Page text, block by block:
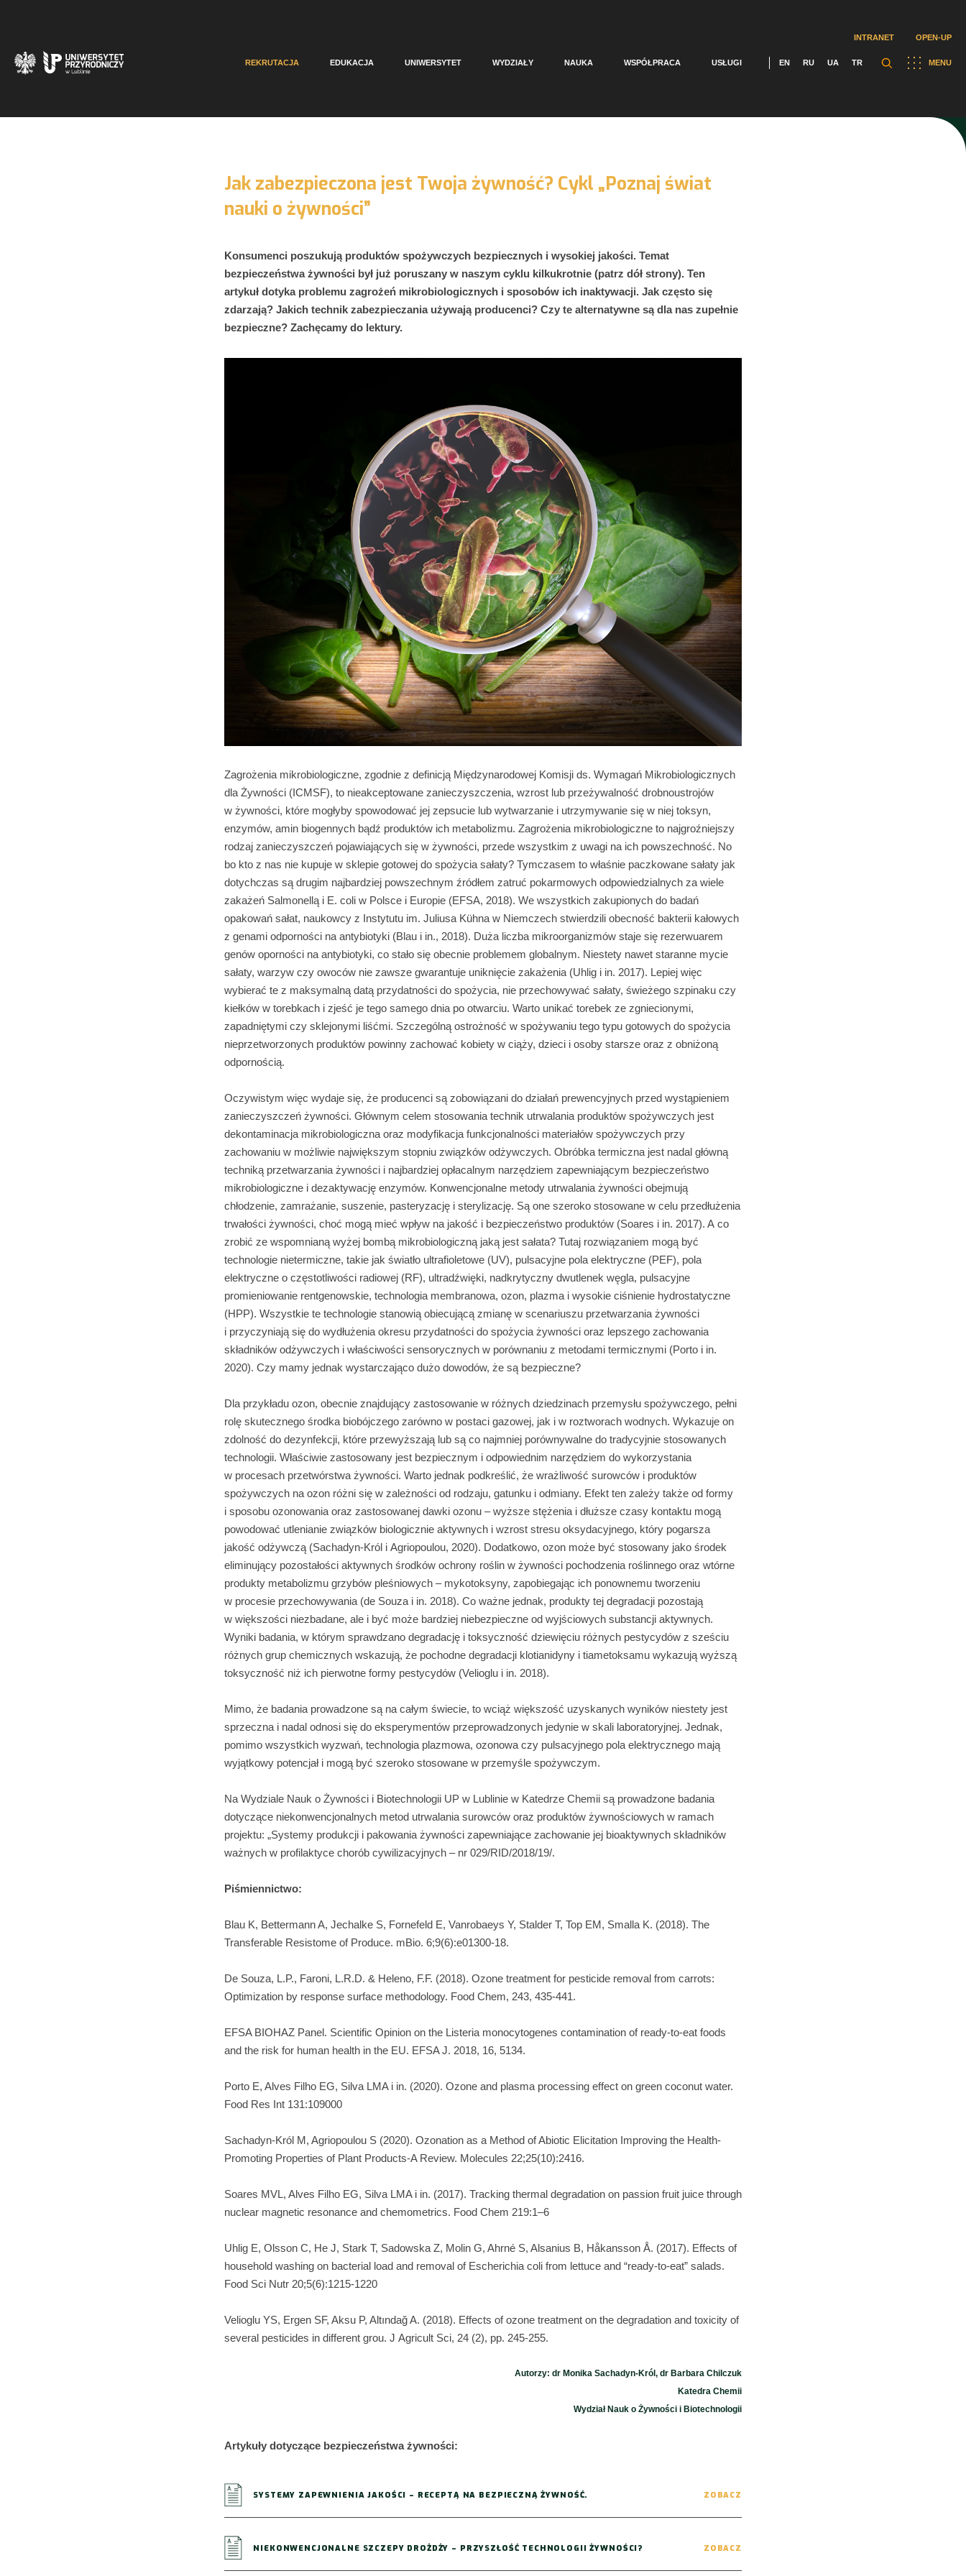
INTRANET OPEN-UP
MENU
REKRUTACJA EDUKACJA UNIWERSYTET WYDZIAŁY NAUKA WSPÓŁPRACA USŁUGI EN RU UA TR
Jak zabezpieczona jest Twoja żywność? Cykl „Poznaj świat
nauki o żywności”
Konsumenci poszukują produktów spożywczych bezpiecznych i wysokiej jakości. Temat
bezpieczeństwa żywności był już poruszany w naszym cyklu kilkukrotnie (patrz dół strony). Ten
artykuł dotyka problemu zagrożeń mikrobiologicznych i sposobów ich inaktywacji. Jak często się
zdarzają? Jakich technik zabezpieczania używają producenci? Czy te alternatywne są dla nas zupełnie
bezpieczne? Zachęcamy do lektury.
Zagrożenia mikrobiologiczne, zgodnie z definicją Międzynarodowej Komisji ds. Wymagań Mikrobiologicznych
dla Żywności (ICMSF), to nieakceptowane zanieczyszczenia, wzrost lub przeżywalność drobnoustrojów
w żywności, które mogłyby spowodować jej zepsucie lub wytwarzanie i utrzymywanie się w niej toksyn,
enzymów, amin biogennych bądź produktów ich metabolizmu. Zagrożenia mikrobiologiczne to najgroźniejszy
rodzaj zanieczyszczeń pojawiających się w żywności, przede wszystkim z uwagi na ich powszechność. No
bo kto z nas nie kupuje w sklepie gotowej do spożycia sałaty? Tymczasem to właśnie paczkowane sałaty jak
dotychczas są drugim najbardziej powszechnym źródłem zatruć pokarmowych odpowiedzialnych za wiele
zakażeń Salmonellą i E. coli w Polsce i Europie (EFSA, 2018). We wszystkich zakupionych do badań
opakowań sałat, naukowcy z Instytutu im. Juliusa Kühna w Niemczech stwierdzili obecność bakterii kałowych
z genami odporności na antybiotyki (Blau i in., 2018). Duża liczba mikroorganizmów staje się rezerwuarem
genów oporności na antybiotyki, co stało się obecnie problemem globalnym. Niestety nawet staranne mycie
sałaty, warzyw czy owoców nie zawsze gwarantuje uniknięcie zakażenia (Uhlig i in. 2017). Lepiej więc
wybierać te z maksymalną datą przydatności do spożycia, nie przechowywać sałaty, świeżego szpinaku czy
kiełków w torebkach i zjeść je tego samego dnia po otwarciu. Warto unikać torebek ze zgniecionymi,
zapadniętymi czy sklejonymi liśćmi. Szczególną ostrożność w spożywaniu tego typu gotowych do spożycia
nieprzetworzonych produktów powinny zachować kobiety w ciąży, dzieci i osoby starsze oraz z obniżoną
odpornością.
Oczywistym więc wydaje się, że producenci są zobowiązani do działań prewencyjnych przed wystąpieniem
zanieczyszczeń żywności. Głównym celem stosowania technik utrwalania produktów spożywczych jest
dekontaminacja mikrobiologiczna oraz modyfikacja funkcjonalności materiałów spożywczych przy
zachowaniu w możliwie największym stopniu związków odżywczych. Obróbka termiczna jest nadal główną
techniką przetwarzania żywności i najbardziej opłacalnym narzędziem zapewniającym bezpieczeństwo
mikrobiologiczne i dezaktywację enzymów. Konwencjonalne metody utrwalania żywności obejmują
chłodzenie, zamrażanie, suszenie, pasteryzację i sterylizację. Są one szeroko stosowane w celu przedłużenia
trwałości żywności, choć mogą mieć wpływ na jakość i bezpieczeństwo produktów (Soares i in. 2017). A co
zrobić ze wspomnianą wyżej bombą mikrobiologiczną jaką jest sałata? Tutaj rozwiązaniem mogą być
technologie nietermiczne, takie jak światło ultrafioletowe (UV), pulsacyjne pola elektryczne (PEF), pola
elektryczne o częstotliwości radiowej (RF), ultradźwięki, nadkrytyczny dwutlenek węgla, pulsacyjne
promieniowanie rentgenowskie, technologia membranowa, ozon, plazma i wysokie ciśnienie hydrostatyczne
(HPP). Wszystkie te technologie stanowią obiecującą zmianę w scenariuszu przetwarzania żywności
i przyczyniają się do wydłużenia okresu przydatności do spożycia żywności oraz lepszego zachowania
składników odżywczych i właściwości sensorycznych w porównaniu z metodami termicznymi (Porto i in.
2020). Czy mamy jednak wystarczająco dużo dowodów, że są bezpieczne?
Dla przykładu ozon, obecnie znajdujący zastosowanie w różnych dziedzinach przemysłu spożywczego, pełni
rolę skutecznego środka biobójczego zarówno w postaci gazowej, jak i w roztworach wodnych. Wykazuje on
zdolność do dezynfekcji, które przewyższają lub są co najmniej porównywalne do tradycyjnie stosowanych
technologii. Właściwie zastosowany jest bezpiecznym i odpowiednim narzędziem do wykorzystania
w procesach przetwórstwa żywności. Warto jednak podkreślić, że wrażliwość surowców i produktów
spożywczych na ozon różni się w zależności od rodzaju, gatunku i odmiany. Efekt ten zależy także od formy
i sposobu ozonowania oraz zastosowanej dawki ozonu – wyższe stężenia i dłuższe czasy kontaktu mogą
powodować utlenianie związków biologicznie aktywnych i wzrost stresu oksydacyjnego, który pogarsza
jakość odżywczą (Sachadyn-Król i Agriopoulou, 2020). Dodatkowo, ozon może być stosowany jako środek
eliminujący pozostałości aktywnych środków ochrony roślin w żywności pochodzenia roślinnego oraz wtórne
produkty metabolizmu grzybów pleśniowych – mykotoksyny, zapobiegając ich ponownemu tworzeniu
w procesie przechowywania (de Souza i in. 2018). Co ważne jednak, produkty tej degradacji pozostają
w większości niezbadane, ale i być może bardziej niebezpieczne od wyjściowych substancji aktywnych.
Wyniki badania, w którym sprawdzano degradację i toksyczność dziewięciu różnych pestycydów z sześciu
różnych grup chemicznych wskazują, że pochodne degradacji klotianidyny i tiametoksamu wykazują wyższą
toksyczność niż ich pierwotne formy pestycydów (Velioglu i in. 2018).
Mimo, że badania prowadzone są na całym świecie, to wciąż większość uzyskanych wyników niestety jest
sprzeczna i nadal odnosi się do eksperymentów przeprowadzonych jedynie w skali laboratoryjnej. Jednak,
pomimo wszystkich wyzwań, technologia plazmowa, ozonowa czy pulsacyjnego pola elektrycznego mają
wyjątkowy potencjał i mogą być szeroko stosowane w przemyśle spożywczym.
Na Wydziale Nauk o Żywności i Biotechnologii UP w Lublinie w Katedrze Chemii są prowadzone badania
dotyczące niekonwencjonalnych metod utrwalania surowców oraz produktów żywnościowych w ramach
projektu: „Systemy produkcji i pakowania żywności zapewniające zachowanie jej bioaktywnych składników
ważnych w profilaktyce chorób cywilizacyjnych – nr 029/RID/2018/19/.
Piśmiennictwo:
Blau K, Bettermann A, Jechalke S, Fornefeld E, Vanrobaeys Y, Stalder T, Top EM, Smalla K. (2018). The
Transferable Resistome of Produce. mBio. 6;9(6):e01300-18.
De Souza, L.P., Faroni, L.R.D. & Heleno, F.F. (2018). Ozone treatment for pesticide removal from carrots:
Optimization by response surface methodology. Food Chem, 243, 435-441.
EFSA BIOHAZ Panel. Scientific Opinion on the Listeria monocytogenes contamination of ready-to-eat foods
and the risk for human health in the EU. EFSA J. 2018, 16, 5134.
Porto E, Alves Filho EG, Silva LMA i in. (2020). Ozone and plasma processing effect on green coconut water.
Food Res Int 131:109000
Sachadyn-Król M, Agriopoulou S (2020). Ozonation as a Method of Abiotic Elicitation Improving the Health-
Promoting Properties of Plant Products-A Review. Molecules 22;25(10):2416.
Soares MVL, Alves Filho EG, Silva LMA i in. (2017). Tracking thermal degradation on passion fruit juice through
nuclear magnetic resonance and chemometrics. Food Chem 219:1–6
Uhlig E, Olsson C, He J, Stark T, Sadowska Z, Molin G, Ahrné S, Alsanius B, Håkansson Å. (2017). Effects of
household washing on bacterial load and removal of Escherichia coli from lettuce and “ready-to-eat” salads.
Food Sci Nutr 20;5(6):1215-1220
Velioglu YS, Ergen SF, Aksu P, Altındağ A. (2018). Effects of ozone treatment on the degradation and toxicity of
several pesticides in different grou. J Agricult Sci, 24 (2), pp. 245-255.
Autorzy: dr Monika Sachadyn-Król, dr Barbara Chilczuk
Katedra Chemii
Wydział Nauk o Żywności i Biotechnologii
Artykuły dotyczące bezpieczeństwa żywności:
SYSTEMY ZAPEWNIENIA JAKOŚCI – RECEPTĄ NA BEZPIECZNĄ ŻYWNOŚĆ. ZOBACZ
NIEKONWENCJONALNE SZCZEPY DROŻDŻY – PRZYSZŁOŚĆ TECHNOLOGII ŻYWNOŚCI? ZOBACZ